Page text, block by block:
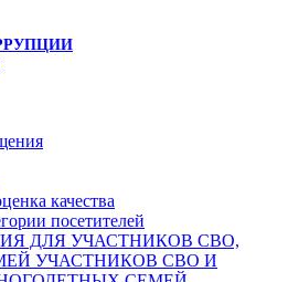
качества
посетителей
ДЛЯ УЧАСТНИКОВ СВО,
УЧАСТНИКОВ СВО И